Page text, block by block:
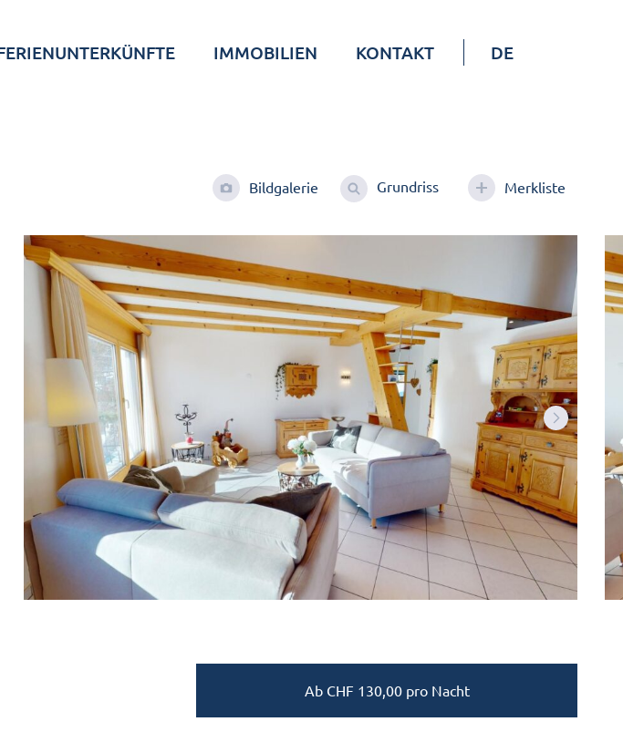
IMMOBILIEN KONTAKT DE
Bildgalerie Grundriss Merkliste
Ab CHF 130,00pro Nacht